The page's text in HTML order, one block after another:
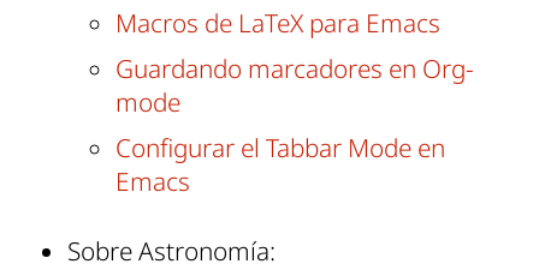
Macros de LaTeX para Emacs
Guardando marcadores en Org-
mode
Configurar el Tabbar Mode en
Emacs
Sobre Astronomía: